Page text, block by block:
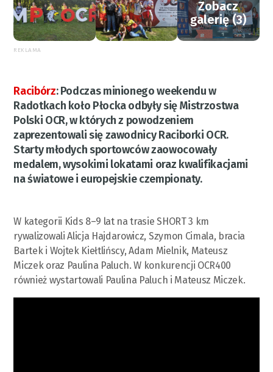
Zobacz
galerię (3)
REKLAMA
Racibórz:Podczas minionego weekendu w
Radotkach koło Płocka odbyły się Mistrzostwa
Polski OCR, w których z powodzeniem
zaprezentowali się zawodnicy Raciborki OCR.
Starty młodych sportowców zaowocowały
medalem, wysokimi lokatami oraz kwalifikacjami
na światowe i europejskie czempionaty.
W kategorii Kids 8–9 lat na trasie SHORT 3 km
rywalizowali Alicja Hajdarowicz, Szymon Cimala, bracia
Bartek i Wojtek Kiełtlińscy, Adam Mielnik, Mateusz
Miczek oraz Paulina Paluch. W konkurencji OCR400
również wystartowali Paulina Paluch i Mateusz Miczek.